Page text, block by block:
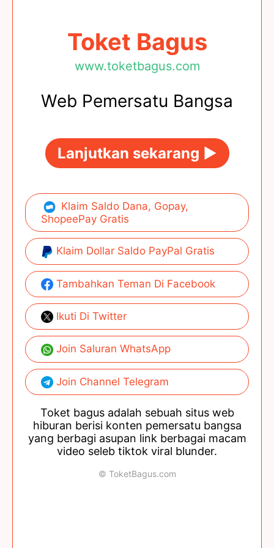
Toket Bagus
www.toketbagus.com
Web Pemersatu Bangsa
Lanjutkan sekarang ►
Klaim Saldo Dana, Gopay,
ShopeePay Gratis
Klaim Dollar Saldo PayPal Gratis
Tambahkan Teman Di Facebook
Ikuti Di Twitter
Join Saluran WhatsApp
Join Channel Telegram
Toket bagus adalah sebuah situs web
hiburan berisi konten pemersatu bangsa
yang berbagi asupan link berbagai macam
video seleb tiktok viral blunder.
© ToketBagus.com